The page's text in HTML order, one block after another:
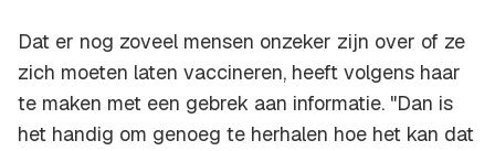
Dat er nog zoveel mensen onzeker zijn over of ze
zich moeten laten vaccineren, heeft volgens haar
te maken met een gebrek aan informatie. "Dan is
het handig om genoeg te herhalen hoe het kan dat